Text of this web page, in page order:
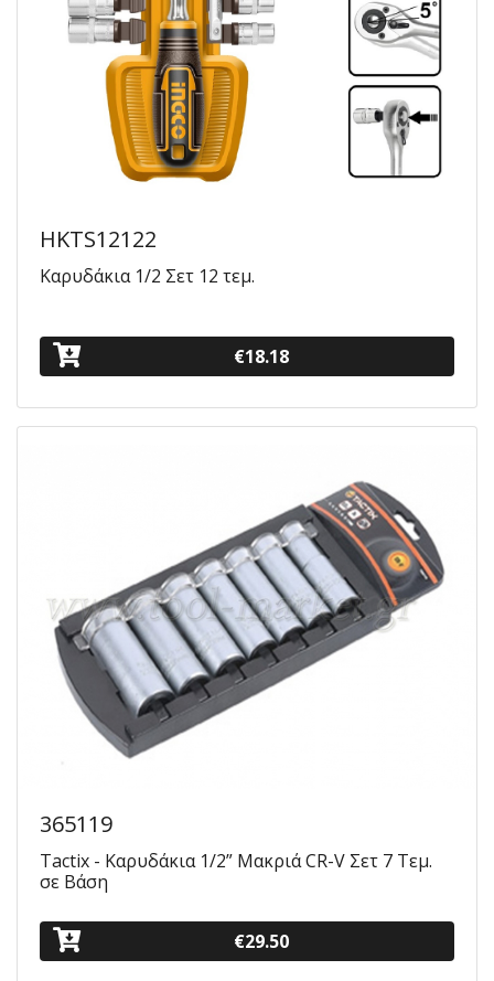
HKTS12122
Καρυδάκια 1/2 Σετ 12 τεμ.
€18.18
365119
Tactix - Καρυδάκια 1/2” Μακριά CR-V Σετ 7 Τεμ.
σε Βάση
€29.50